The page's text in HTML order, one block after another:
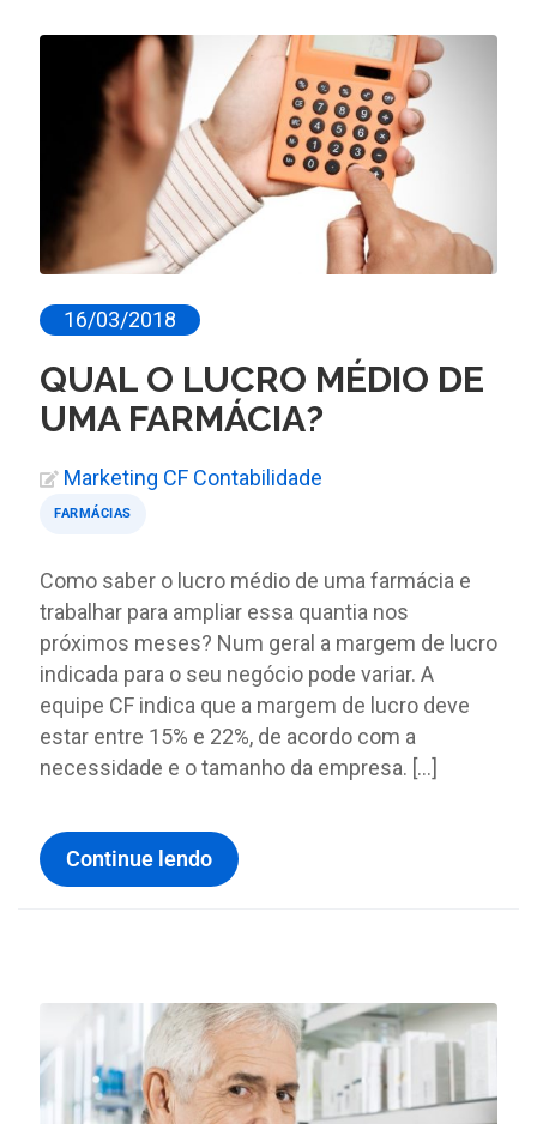
16/03/2018
QUAL O LUCRO MÉDIO DE
UMA FARMÁCIA?
Marketing CF Contabilidade
FARMÁCIAS
Como saber o lucro médio de uma farmácia e
trabalhar para ampliar essa quantia nos
próximos meses? Num geral a margem de lucro
indicada para o seu negócio pode variar. A
equipe CF indica que a margem de lucro deve
estar entre 15% e 22%, de acordo com a
necessidade e o tamanho da empresa. […]
Continue lendo